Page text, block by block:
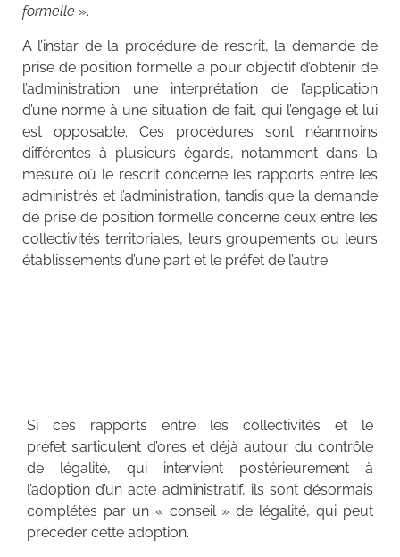
formelle ».
A l’instar de la procédure de rescrit, la demande de
prise de position formelle a pour objectif d’obtenir de
l’administration une interprétation de l’application
d’une norme à une situation de fait, qui l’engage et lui
est opposable. Ces procédures sont néanmoins
différentes à plusieurs égards, notamment dans la
mesure où le rescrit concerne les rapports entre les
administrés et l’administration, tandis que la demande
de prise de position formelle concerne ceux entre les
collectivités territoriales, leurs groupements ou leurs
établissements d’une part et le préfet de l’autre.
Si ces rapports entre les collectivités et le
préfet s’articulent d’ores et déjà autour du contrôle
de légalité, qui intervient postérieurement à
l’adoption d’un acte administratif, ils sont désormais
complétés par un « conseil » de légalité, qui peut
précéder cette adoption.